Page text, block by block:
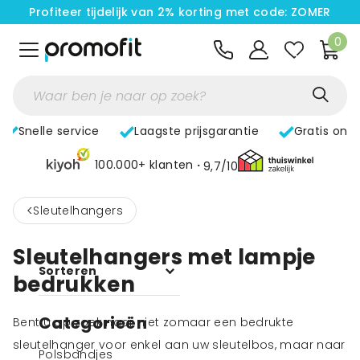
Profiteer tijdelijk van 2% korting met code: ZOMER
0
Snelle service Laagste prijsgarantie Gratis
100.000+ klanten 9,7/10
< Sleutelhangers
Sorteren
Categorieën
Polsbandjes
Sleutelhangers met lampje
bedrukken
Bent u op zoek naar niet zomaar een bedrukte
sleutelhanger voor enkel aan uw sleutelbos, maar naar